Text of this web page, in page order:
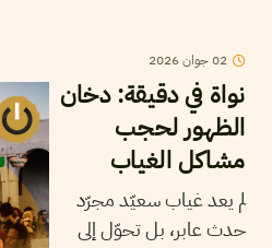
02جوان2026
نواة في دقيقة: دخان
الظهور لحجب
مشاكل الغياب
لم يعد غياب سعيّد مجرّد
حدث عابر، بل تحوّل إلى